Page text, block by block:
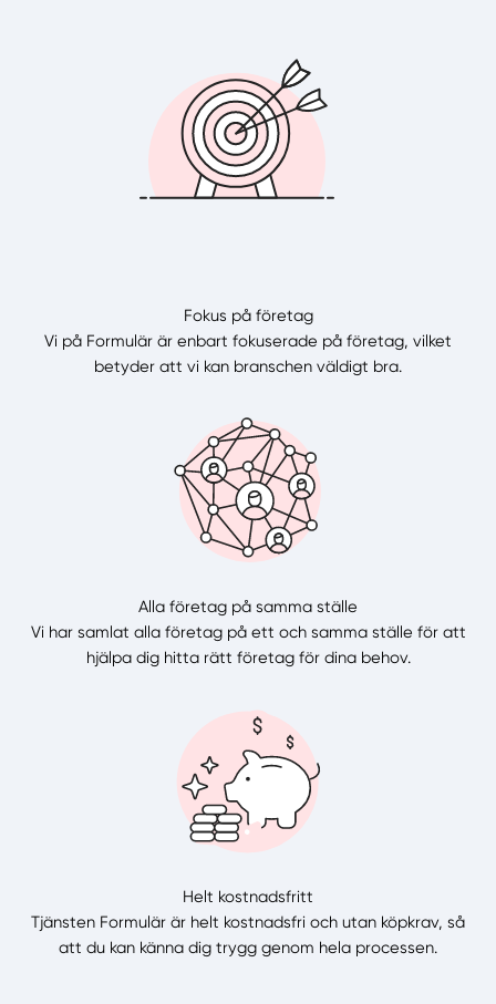
Fokus på företag
Vi på Formulär är enbart fokuserade på företag, vilket
betyder att vi kan branschen väldigt bra.
Alla företag på samma ställe
Vi har samlat alla företag på ett och samma ställe för att
hjälpa dig hitta rätt företag för dina behov.
Helt kostnadsfritt
Tjänsten Formulär är helt kostnadsfri och utan köpkrav, så
att du kan känna dig trygg genom hela processen.